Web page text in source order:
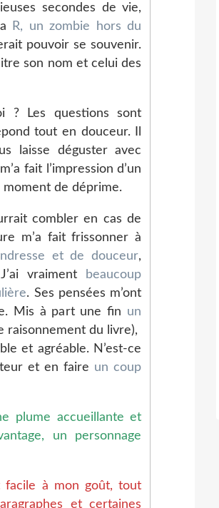
secondes de vie,
R, un zombie hors du
pouvoir se souvenir.
son nom et celui des
? Les questions sont
tout en douceur. Il
laisse déguster avec
fait l’impression d’un
moment de déprime.
combler en cas de
m’a fait frissonner à
et de douceur,
vraiment beaucoup
. Ses pensées m’ont
Mis à part une fin un
raisonnement du livre),
et agréable. N’est-ce
et en faire un coup
plume accueillante et
un personnage
facile à mon goût, tout
et certaines